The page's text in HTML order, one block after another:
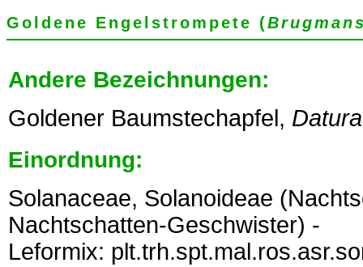
Goldene Engelstrompete (
Andere Bezeichnungen:
Goldener Baumstechapfel,
Einordnung:
Solanaceae, Solanoideae
Nachtschatten-Geschwister) -
Leformix: